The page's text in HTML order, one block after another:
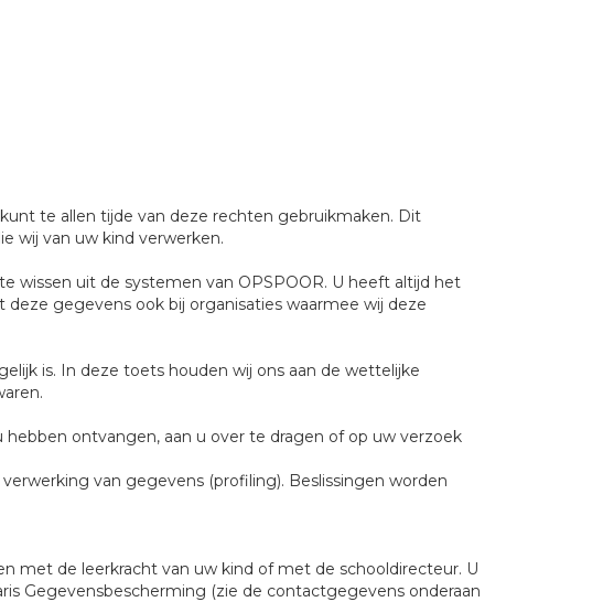
te allen tijde van deze rechten gebruikmaken. Dit
wij van uw kind verwerken.
wissen uit de systemen van OPSPOOR. U heeft altijd het
gegevens ook bij organisaties waarmee wij deze
is. In deze toets houden wij ons aan de wettelijke
ontvangen, aan u over te dragen of op uw verzoek
van gegevens (profiling). Beslissingen worden
met de leerkracht van uw kind of met de schooldirecteur. U
Gegevensbescherming (zie de contactgegevens onderaan